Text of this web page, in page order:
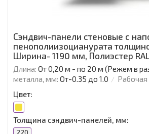
Сэндвич-панели стеновые с
пенополиизоцианурата
Ширина- 1190 мм, Полиэстер
Длина: От 0,20 м - по 20 м (Режем в
металла, мм: От-0.35 до 1.0
Цвет:
Толщина сэндвич-панелей, мм:
220